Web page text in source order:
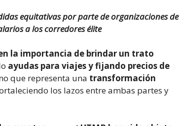
equitativas por parte de organizaciones de
a los corredores élite
la importancia de brindar un trato
ayudas para viajes y fijando precios de
que representa una transformación
los lazos entre ambas partes y